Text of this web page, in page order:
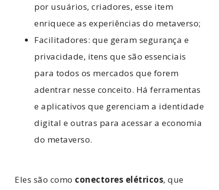
por usuários, criadores, esse item
enriquece as experiências do metaverso;
Facilitadores: que geram segurança e
privacidade, itens que são essenciais
para todos os mercados que forem
adentrar nesse conceito. Há ferramentas
e aplicativos que gerenciam a identidade
digital e outras para acessar a economia
do metaverso.
Eles são como conectores elétricos, que